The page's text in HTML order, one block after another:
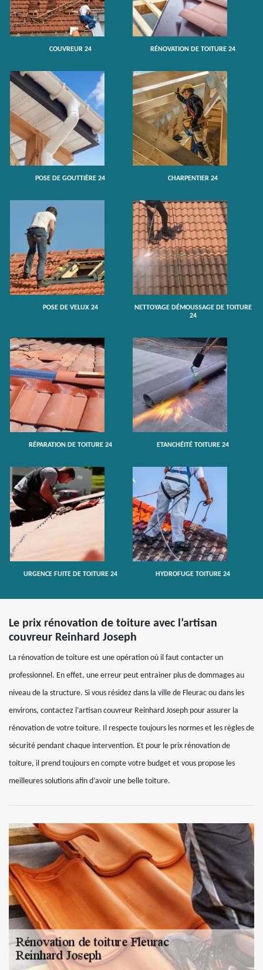
COUVREUR 24 RÉNOVATION DE TOITURE 24
POSE DE GOUTTIÈRE 24 CHARPENTIER 24
POSE DE VELUX 24
NETTOYAGE DÉMOUSSAGE DE TOITURE
24
RÉPARATION DE TOITURE 24 ETANCHÉITÉ TOITURE 24
URGENCE FUITE DE TOITURE 24 HYDROFUGE TOITURE 24
Le prix rénovation de toiture avec l’artisan
couvreur Reinhard Joseph
La rénovation de toiture est une opération où il faut contacter un
professionnel. En effet, une erreur peut entrainer plus de dommages au
niveau de la structure. Si vous résidez dans la ville de Fleurac ou dans les
environs, contactez l’artisan couvreur Reinhard Joseph pour assurer la
rénovation de votre toiture. Il respecte toujours les normes et les règles de
sécurité pendant chaque intervention. Et pour le prix rénovation de
toiture, il prend toujours en compte votre budget et vous propose les
meilleures solutions afin d’avoir une belle toiture.